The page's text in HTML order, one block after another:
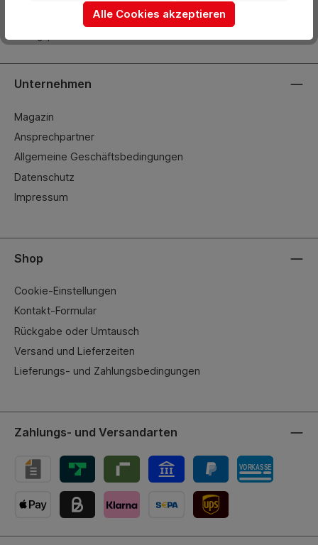
Mo.–Do.: 08:00 – 17:00 Uhr
Fr.: 08:00 – 15:45 Uhr
Unternehmen
Magazin
Ansprechpartner
Allgemeine Geschäftsbedingungen
Datenschutz
Impressum
Shop
Cookie-Einstellungen
Kontakt-Formular
Rückgabe oder Umtausch
Versand und Lieferzeiten
Lieferungs- und Zahlungsbedingungen
Zahlungs- und Versandarten
Alle Cookies akzeptieren